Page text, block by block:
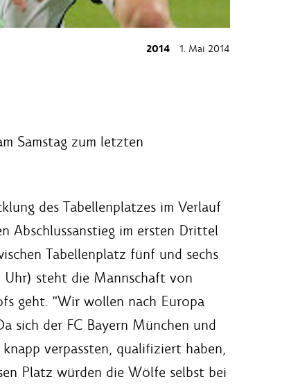
2014 1. Mai 2014
Samstag zum letzten
des Tabellenplatzes im Verlauf
Abschlussanstieg im ersten Drittel
Tabellenplatz fünf und sechs
Uhr) steht die Mannschaft von
geht. "Wir wollen nach Europa
sich der FC Bayern München und
verpassten, qualifiziert haben,
Platz würden die Wölfe selbst bei